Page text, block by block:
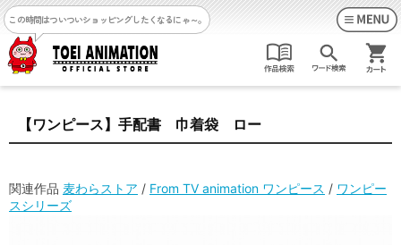
この時間はついついショッピングしたくなるにゃ～。
【ワンピース】手配書 巾着袋 ロー
関連作品 麦わらストア / From TV animation ワンピース / ワンピー
スシリーズ